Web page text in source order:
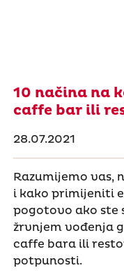
10 načina na
caffe bar ili
28.07.2021
Razumijemo vas,
i kako primijeniti
pogotovo ako ste
žrvnjem vođenja
caffe bara ili
potpunosti.